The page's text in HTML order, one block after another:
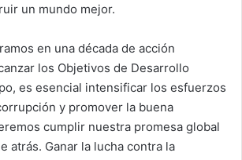
un mundo mejor.
en una década de acción
los Objetivos de Desarrollo
es esencial intensificar los esfuerzos
y promover la buena
cumplir nuestra promesa global
atrás. Ganar la lucha contra la